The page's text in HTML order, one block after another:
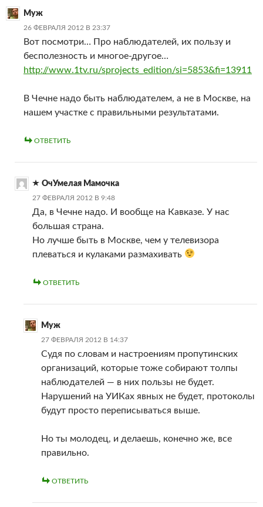
Муж
26 ФЕВРАЛЯ 2012 В 23:37
Вот посмотри… Про наблюдателей, их пользу и
бесполезность и многое-другое…
http://www.1tv.ru/sprojects_edition/si=5853&fi=13911
В Чечне надо быть наблюдателем, а не в Москве, на
нашем участке с правильными результатами.
ОТВЕТИТЬ
ОчУмелая Мамочка
27 ФЕВРАЛЯ 2012 В 9:48
Да, в Чечне надо. И вообще на Кавказе. У нас
большая страна.
Но лучше быть в Москве, чем у телевизора
плеваться и кулаками размахивать
ОТВЕТИТЬ
Муж
27 ФЕВРАЛЯ 2012 В 14:37
Судя по словам и настроениям пропутинских
организаций, которые тоже собирают толпы
наблюдателей — в них пользы не будет.
Нарушений на УИКах явных не будет, протоколы
будут просто переписываться выше.
Но ты молодец, и делаешь, конечно же, все
правильно.
ОТВЕТИТЬ